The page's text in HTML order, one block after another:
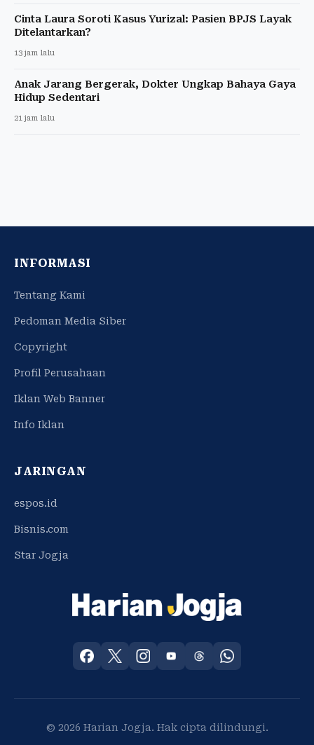
Cinta Laura Soroti Kasus Yurizal: Pasien BPJS Layak
Ditelantarkan?
13 jam lalu
Anak Jarang Bergerak, Dokter Ungkap Bahaya Gaya
Hidup Sedentari
21 jam lalu
INFORMASI
Tentang Kami
Pedoman Media Siber
Copyright
Profil Perusahaan
Iklan Web Banner
Info Iklan
JARINGAN
espos.id
Bisnis.com
Star Jogja
© 2026 Harian Jogja. Hak cipta dilindungi.